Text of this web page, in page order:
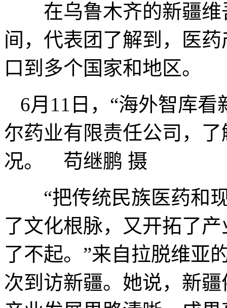
在乌鲁木齐的新疆维
间，代表团了解到，医
口到多个国家和地区。
6月11日，“海外智库
尔药业有限责任公司，
况。 苟继鹏 摄
“把传统民族医药和现
了文化根脉，又开拓了
了不起。”来自拉脱维亚
次到访新疆。她说，新